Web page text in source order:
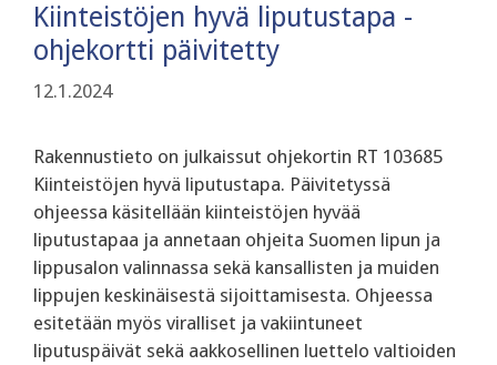
Kiinteistöjen hyvä liputustapa -
ohjekortti päivitetty
12.1.2024
Rakennustieto on julkaissut ohjekortin RT 103685
Kiinteistöjen hyvä liputustapa. Päivitetyssä
ohjeessa käsitellään kiinteistöjen hyvää
liputustapaa ja annetaan ohjeita Suomen lipun ja
lippusalon valinnassa sekä kansallisten ja muiden
lippujen keskinäisestä sijoittamisesta. Ohjeessa
esitetään myös viralliset ja vakiintuneet
liputuspäivät sekä aakkosellinen luettelo valtioiden